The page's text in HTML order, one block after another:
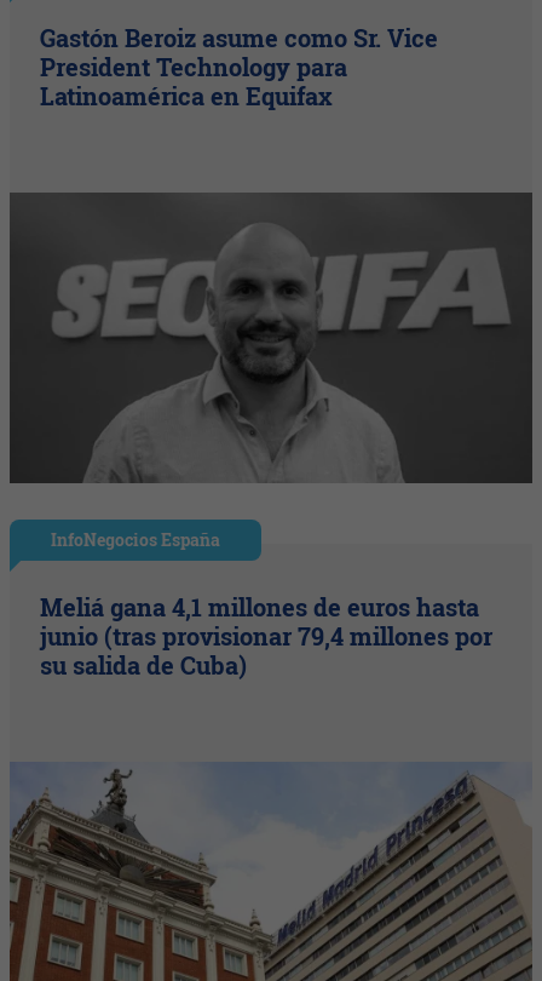
Gastón Beroiz asume como Sr. Vice
President Technology para
Latinoamérica en Equifax
InfoNegocios España
Meliá gana 4,1 millones de euros hasta
junio (tras provisionar 79,4 millones por
su salida de Cuba)